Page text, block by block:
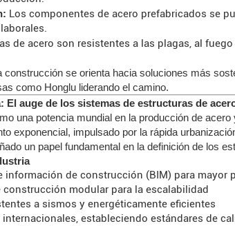
Los componentes de acero prefabricados se
de acero son resistentes a las plagas, al
construcción se orienta hacia soluciones más
como Honglu liderando el camino.
El auge de los sistemas de estructuras de
una potencia mundial en la producción de
exponencial, impulsado por la rápida
un papel fundamental en la definición de los
información de construcción (BIM) para mayor
modular para la escalabilidad
a sismos y energéticamente eficientes
estableciendo estándares de